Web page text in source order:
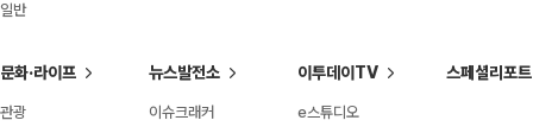
일반
문화·라이프
관광
뉴스발전소
이슈크래커
이투데이TV
e스튜디오
스페셜리포트